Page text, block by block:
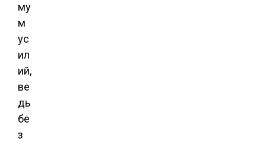
му
м
ус
ил
ий,
ве
дь
бе
з